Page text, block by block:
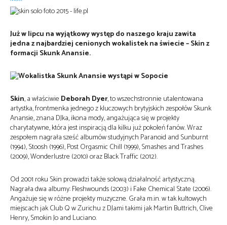
Już w lipcu na wyjątkowy występ do naszego kraju zawita
jedna z najbardziej cenionych wokalistek na świecie – Skin z
formacji Skunk Anansie.
Skin, a właściwie Deborah Dyer, to wszechstronnie utalentowana
artystka, frontmenka jednego z kluczowych brytyjskich zespołów Skunk
Anansie, znana DJka, ikona mody, angażująca się w projekty
charytatywne, która jest inspiracją dla kilku już pokoleń fanów. Wraz
zespołem nagrała sześć albumów studyjnych Paranoid and Sunburnt
(1994), Stoosh (1996), Post Orgasmic Chill (1999), Smashes and Trashes
(2009), Wonderlustre (2010) oraz Black Traffic (2012).
Od 2001 roku Skin prowadzi także solową działalność artystyczną.
Nagrała dwa albumy: Fleshwounds (2003) i Fake Chemical State (2006).
Angażuje się w różne projekty muzyczne. Grała m.in. w tak kultowych
miejscach jak Club Q w Zurichu z DJami takimi jak Martin Buttrich, Clive
Henry, Smokin Jo and Luciano.